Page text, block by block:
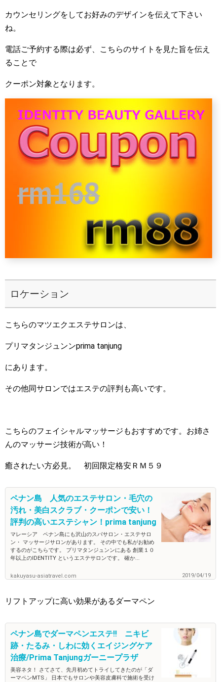
カウンセリングをしてお好みのデザインを伝えて下さい
ね。
電話ご予約する際は必ず、こちらのサイトを見た旨を伝え
ることで
クーポン対象となります。
ロケーション
こちらのマツエクエステサロンは、
プリマタンジュンンprima tanjung
にあります。
その他同サロンではエステの評判も高いです。
こちらのフェイシャルマッサージもおすすめです。お姉さ
んのマッサージ技術が高い！
癒されたい方必見。 初回限定格安ＲＭ５９
ペナン島 人気のエステサロン・毛穴の
汚れ・美白スクラブ・クーポンで安い！
評判の高いエステシャン！prima tanjung
マレーシア ペナン島にも沢山のスパサロン・エステサロ
ン・ マッサージサロンがあります。 その中でも私がお勧め
するのがこちらです。 プリマタンジュンンにある 創業１０
年以上のIDENTITY というエステサロンです。 確か...
kakuyasu-asiatravel.com 2019/04/19
リフトアップに高い効果があるダーマペン
ペナン島でダーマペンエステ‼ ニキビ
跡・たるみ・しわに効くエイジングケア
治療/Prima Tanjungガーニープラザ
美容ネタ！ さてさて、先月初めてトライしてきたのが「ダ
ーマペンMTS」 日本でもサロンや美容皮膚科で施術を受け